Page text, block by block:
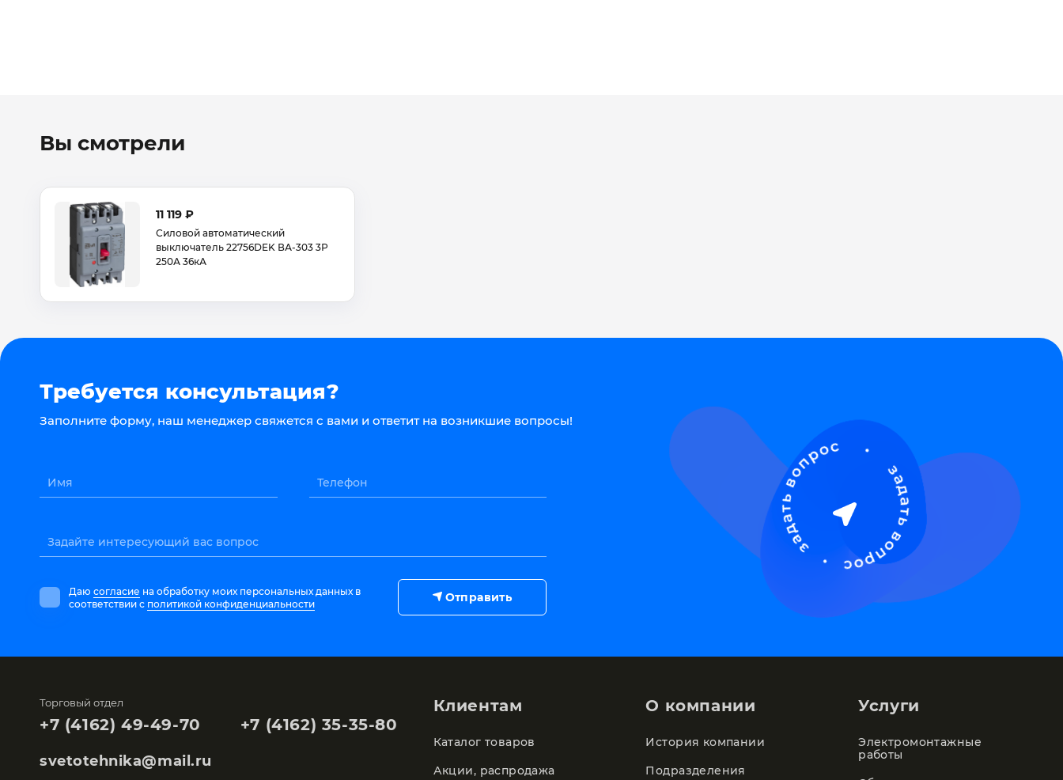
Вы смотрели
11 119 ₽
Силовой автоматический
выключатель 22756DEK ВА-303 3Р
250А 36кА
Требуется консультация?
Заполните форму, наш менеджер свяжется с вами и ответит на возникшие вопросы!
Имя Телефон
Задайте интересующий вас вопрос
Даю согласие на обработку моих персональных данных в
соответствии с политикой конфиденциальности Отправить
Торговый отдел
+7 (4162) 49-49-70 +7 (4162) 35-35-80
svetotehnika@mail.ru
Клиентам
Каталог товаров
Акции, распродажа
О компании
История компании
Подразделения
Услуги
Электромонтажные
работы